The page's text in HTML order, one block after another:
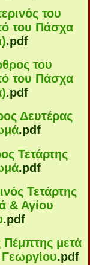
του
του Πάσχα
.pdf
του
του Πάσχα
.pdf
Δευτέρας
.pdf
Τετάρτης
.pdf
Τετάρτης
& Αγίου
.pdf
μετά
.pdf